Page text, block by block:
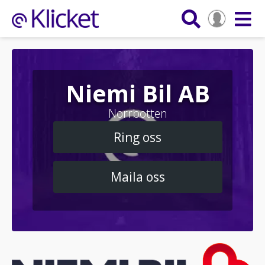
Niemi Bil AB
Norrbotten
Ring oss
Maila oss